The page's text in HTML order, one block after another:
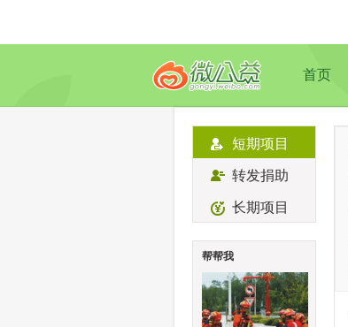
首页
短期项目
转发捐助
长期项目
帮帮我